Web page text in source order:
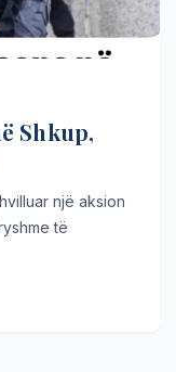
Shkup,
një aksion
të